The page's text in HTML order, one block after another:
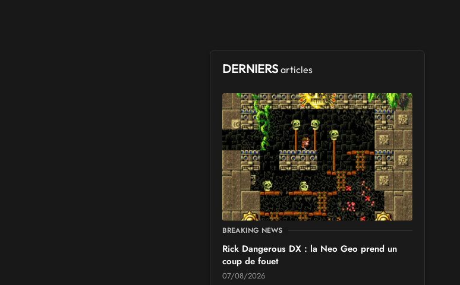
DERNIERSarticles
BREAKING NEWS
Rick Dangerous DX : la Neo Geo prend un
coup de fouet
07/08/2026